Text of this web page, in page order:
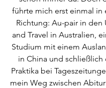
führte mich erst einmal in
Richtung: Au-pair in den
and Travel in Australien,
Studium mit einem
in China und schließlich
Praktika bei
mein Weg zwischen